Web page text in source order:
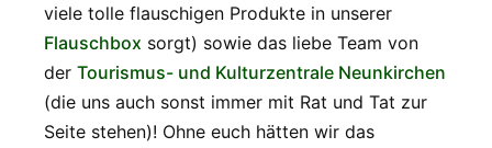
viele tolle flauschigen Produkte in unserer
Flauschbox sorgt) sowie das liebe Team von
der Tourismus- und Kulturzentrale Neunkirchen
(die uns auch sonst immer mit Rat und Tat zur
Seite stehen)! Ohne euch hätten wir das